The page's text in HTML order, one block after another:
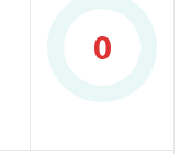
0